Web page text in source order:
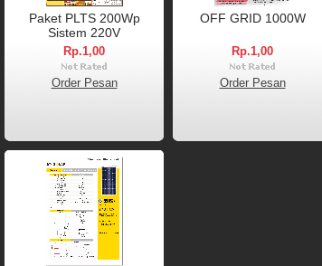
Paket PLTS 200Wp
Sistem 220V
Rp.1,00
Order Pesan
OFF GRID 1000W
Rp.1,00
Order Pesan